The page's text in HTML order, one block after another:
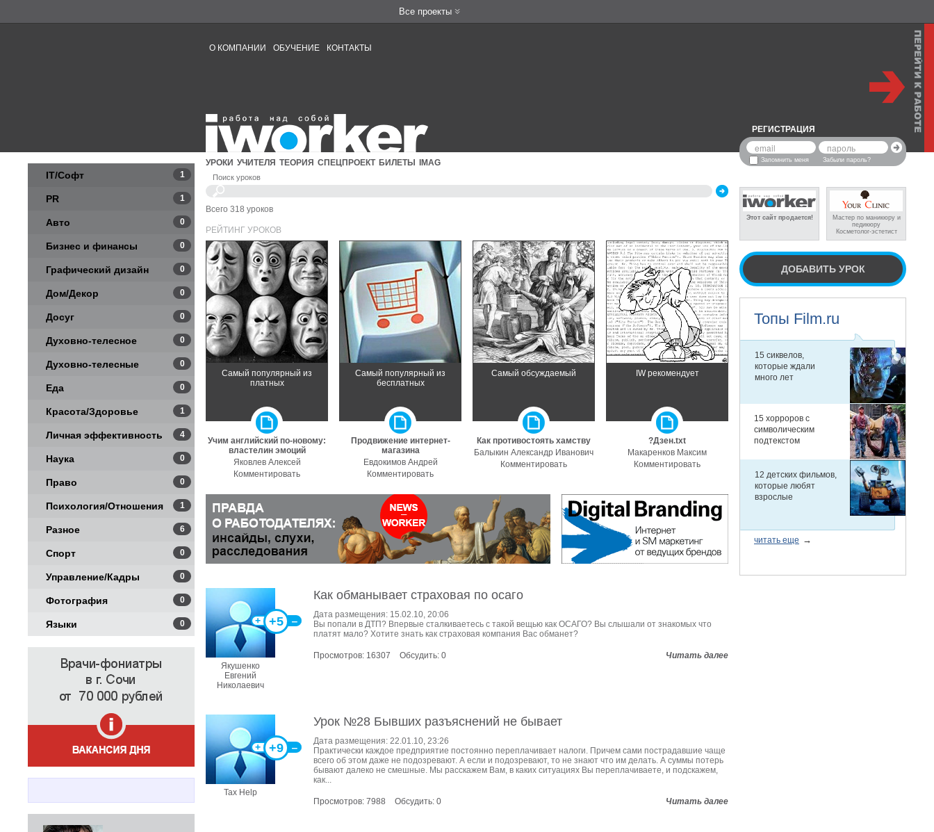
Все проекты
О КОМПАНИИ ОБУЧЕНИЕ КОНТАКТЫ
УРОКИ УЧИТЕЛЯ ТЕОРИЯ СПЕЦПРОЕКТ БИЛЕТЫ IMAG
РЕГИСТРАЦИЯ
Запомнить меня Забыли пароль?
Поиск уроков
Всего 318 уроков
РЕЙТИНГ УРОКОВ
Самый популярный из
платных
Учим английский по-новому:
властелин эмоций
Яковлев Алексей
Комментировать
Самый популярный из
бесплатных
Продвижение интернет-
магазина
Евдокимов Андрей
Комментировать
Самый обсуждаемый
Как противостоять хамству
Балыкин Александр Иванович
Комментировать
IW рекомендует
?Дзен.txt
Макаренков Максим
Комментировать
Якушенко
Евгений
Николаевич
+5
+ ‒
Как обманывает страховая по осаго
Дата размещения: 15.02.10, 20:06
Вы попали в ДТП? Впервые сталкиваетесь с такой вещью как ОСАГО? Вы слышали от знакомых что
платят мало? Хотите знать как страховая компания Вас обманет?
Просмотров: 16307 Обсудить: 0 Читать далее
Tax Help
+9
+ ‒
Урок №28 Бывших разъяснений не бывает
Дата размещения: 22.01.10, 23:26
Практически каждое предприятие постоянно переплачивает налоги. Причем сами пострадавшие чаще
всего об этом даже не подозревают. А если и подозревают, то не знают что им делать. А суммы потерь
бывают далеко не смешные. Мы расскажем Вам, в каких ситуациях Вы переплачиваете, и подскажем,
как...
Просмотров: 7988 Обсудить: 0 Читать далее
IT/Софт 1
PR 1
Авто 0
Бизнес и финансы 0
Графический дизайн 0
Дом/Декор 0
Досуг 0
Духовно-телесное 0
Духовно-телесные
практики
0
Еда 0
Красота/Здоровье 1
Личная эффективность 4
Наука 0
Право 0
Психология/Отношения 1
Разное 6
Спорт 0
Управление/Кадры 0
Фотография 0
Языки 0
Этот сайт продается!
Мастер по маникюру и
педикюру
Косметолог-эстетист
ДОБАВИТЬ УРОК